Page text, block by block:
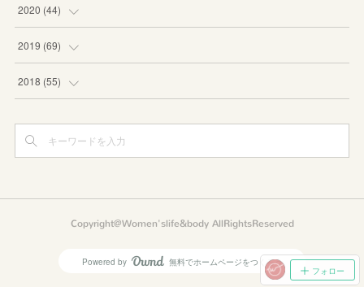
(1
(8
(6
(8)
2020 (44)
(3
(1
(2
2019 (69)
(8
(
2018 (55)
(
フォロー
Copyright@Women'slife&body AllRightsReserved
Powered by AmebaOwnd
無料でホームページをつくろう